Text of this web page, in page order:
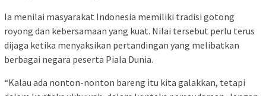
Ia menilai masyarakat Indonesia memiliki tradisi gotong
royong dan kebersamaan yang kuat. Nilai tersebut perlu terus
dijaga ketika menyaksikan pertandingan yang melibatkan
berbagai negara peserta Piala Dunia.
“Kalau ada nonton-nonton bareng itu kita galakkan, tetapi